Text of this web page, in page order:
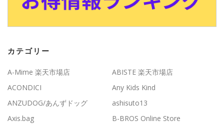
カテゴリー
A-Mime 楽天市場店
ABISTE 楽天市場店
ACONDICI
Any Kids Kind
ANZUDOG/あんずドッグ
ashisuto13
Axis.bag
B-BROS Online Store